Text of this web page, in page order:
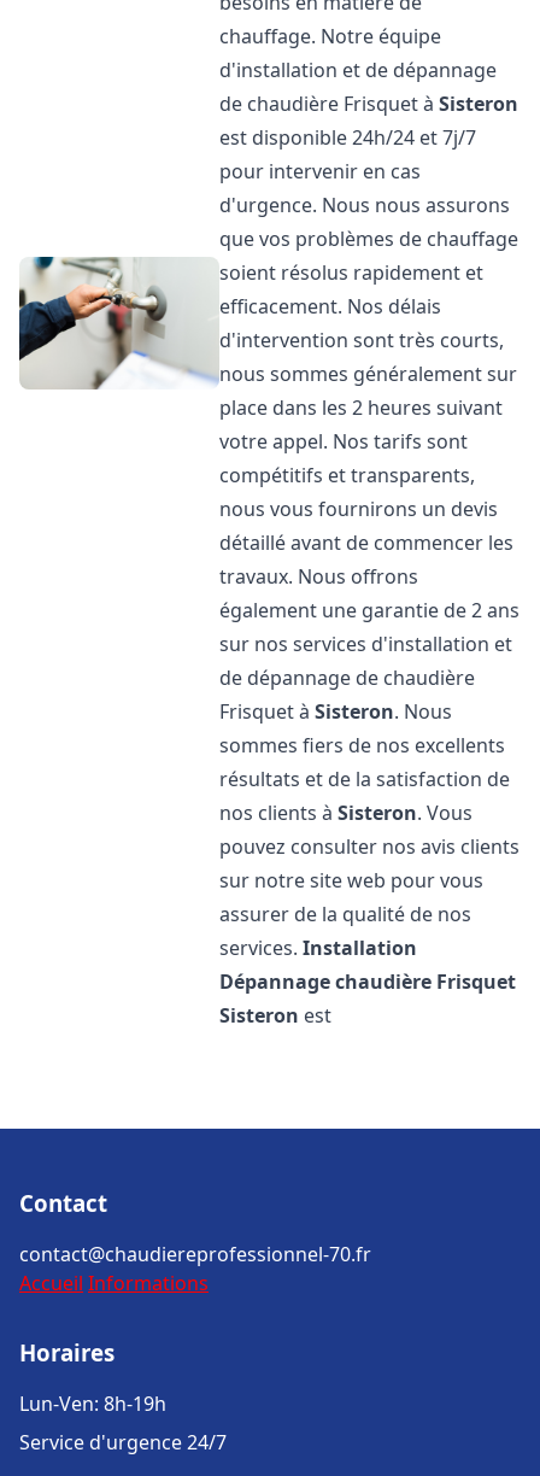
chauffage. Notre équipe
d'installation et de dépannage
de chaudière Frisquet àSisteron
est disponible 24h/24 et 7j/7
pour intervenir en cas
d'urgence. Nous nous assurons
que vos problèmes de chauffage
soient résolus rapidement et
efficacement. Nos délais
d'intervention sont très courts,
nous sommes généralement sur
place dans les 2 heures suivant
votre appel. Nos tarifs sont
compétitifs et transparents,
nous vous fournirons un devis
détaillé avant de commencer les
travaux. Nous offrons
également une garantie de 2 ans
sur nos services d'installation et
de dépannage de chaudière
Frisquet àSisteron. Nous
sommes fiers de nos excellents
résultats et de la satisfaction de
nos clients àSisteron. Vous
pouvez consulter nos avis clients
sur notre site web pour vous
assurer de la qualité de nos
services.Installation
Dépannage chaudière Frisquet
Sisteron est
Contact
contact@chaudiereprofessionnel-70.fr
Accueil Informations
Horaires
Lun-Ven: 8h-19h
Service d'urgence 24/7